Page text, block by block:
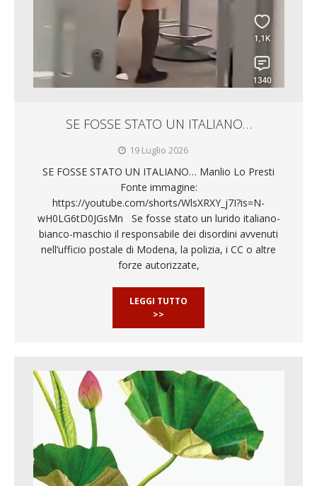
SE FOSSE STATO UN ITALIANO…
19 Luglio 2026
SE FOSSE STATO UN ITALIANO… Manlio Lo Presti
Fonte immagine:
https://youtube.com/shorts/WlsXRXY_j7I?is=N-
wH0LG6tD0JGsMn Se fosse stato un lurido italiano-
bianco-maschio il responsabile dei disordini avvenuti
nell’ufficio postale di Modena, la polizia, i CC o altre
forze autorizzate,
LEGGI TUTTO
>>